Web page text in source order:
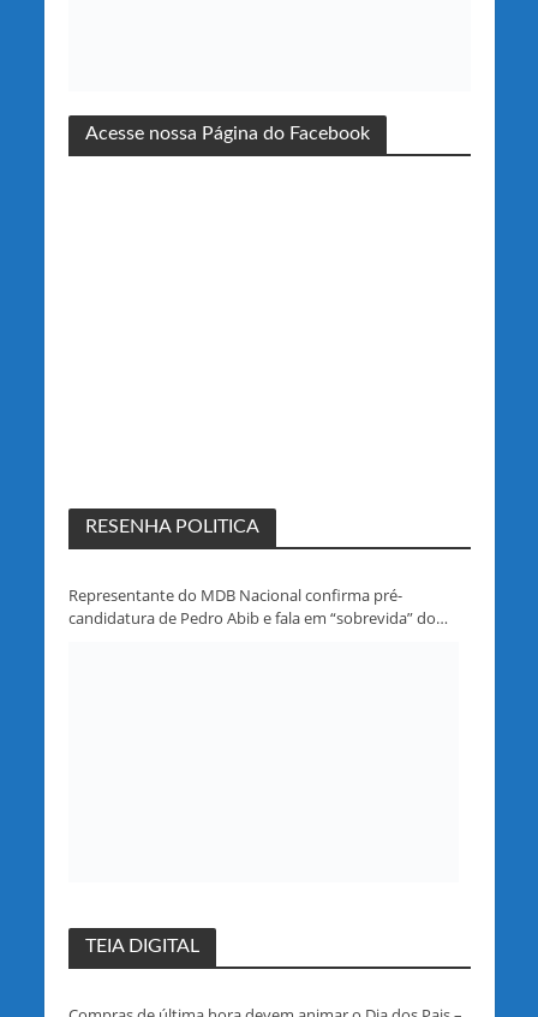
Acesse nossa Página do Facebook
RESENHA POLITICA
Representante do MDB Nacional confirma pré-
candidatura de Pedro Abib e fala em “sobrevida” do
TEIA DIGITAL